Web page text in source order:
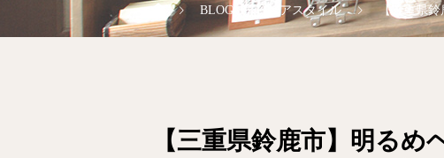
BLOG ヘアスタイル 【三重県
【三重県鈴鹿市】明る